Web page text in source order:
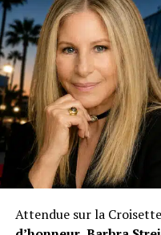
Attendue sur la